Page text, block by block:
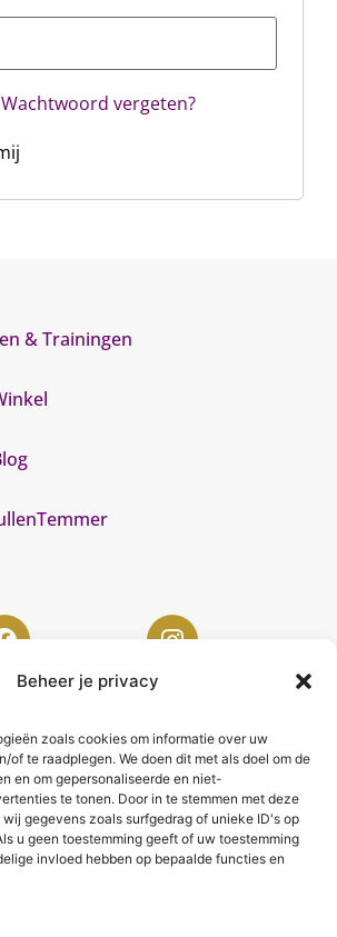
Beheer je privacy
zoals cookies om informatie over uw
of te raadplegen. We doen dit met als doel om de
en om gepersonaliseerde en niet-
te tonen. Door in te stemmen met deze
gegevens zoals surfgedrag of unieke ID's op
u geen toestemming geeft of uw toestemming
invloed hebben op bepaalde functies en
Wachtwoord vergeten?
& Trainingen
Lelystad
02
Lelystad